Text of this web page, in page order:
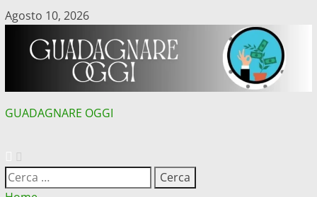
Vai
contenuto
Agosto 10, 2026
GUADAGNARE OGGI
Ricerca
per: